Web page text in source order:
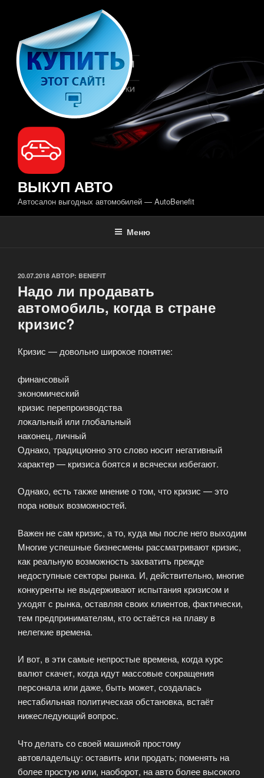
содержимому
ВЫКУП АВТО
Автосалон выгодных автомобилей — AutoBenefit
Меню
ОПУБЛИКОВАНО
20.07.2018 АВТОР: BENEFIT
Надо ли продавать
автомобиль, когда в стране
кризис?
Кризис — довольно широкое понятие:
финансовый
экономический
кризис перепроизводства
локальный или глобальный
наконец, личный
Однако, традиционно это слово носит негативный
характер — кризиса боятся и всячески избегают.
Однако, есть также мнение о том, что кризис — это
пора новых возможностей.
Важен не сам кризис, а то, куда мы после него выходим
Многие успешные бизнесмены рассматривают кризис,
как реальную возможность захватить прежде
недоступные секторы рынка. И, действительно, многие
конкуренты не выдерживают испытания кризисом и
уходят с рынка, оставляя своих клиентов, фактически,
тем предпринимателям, кто остаётся на плаву в
нелегкие времена.
И вот, в эти самые непростые времена, когда курс
валют скачет, когда идут массовые сокращения
персонала или даже, быть может, создалась
нестабильная политическая обстановка, встаёт
нижеследующий вопрос.
Что делать со своей машиной простому
автовладельцу: оставить или продать; поменять на
более простую или, наоборот, на авто более высокого